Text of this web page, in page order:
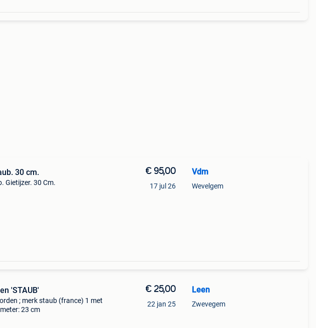
30 cm.
Gietijzer. 30 Cm.
€ 95,00
17 jul 26
Vdm
Wevelgem
6 fondue borden 'STAUB'
; merk staub (france) 1 met
23 cm
€ 25,00
22 jan 25
Leen
Zwevegem